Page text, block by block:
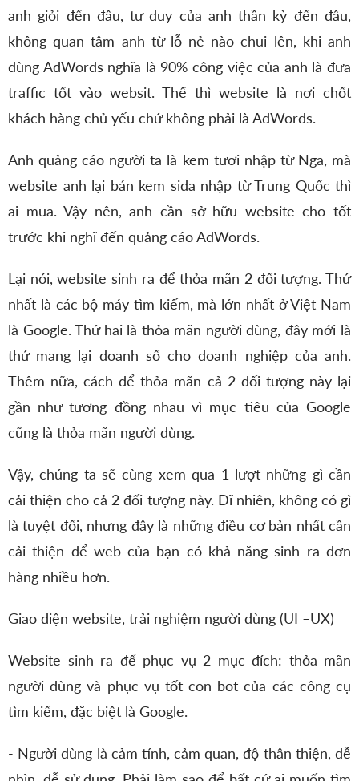
anh giỏi đến đâu, tư duy của anh thần kỳ đến đâu,
không quan tâm anh từ lỗ nẻ nào chui lên, khi anh
dùng AdWords nghĩa là 90% công việc của anh là đưa
traffic tốt vào websit. Thế thì website là nơi chốt
khách hàng chủ yếu chứ không phải là AdWords.
Anh quảng cáo người ta là kem tươi nhập từ Nga, mà
website anh lại bán kem sida nhập từ Trung Quốc thì
ai mua. Vậy nên, anh cần sở hữu website cho tốt
trước khi nghĩ đến quảng cáo AdWords.
Lại nói, website sinh ra để thỏa mãn 2 đối tượng. Thứ
nhất là các bộ máy tìm kiếm, mà lớn nhất ở Việt Nam
là Google. Thứ hai là thỏa mãn người dùng, đây mới là
thứ mang lại doanh số cho doanh nghiệp của anh.
Thêm nữa, cách để thỏa mãn cả 2 đối tượng này lại
gần như tương đồng nhau vì mục tiêu của Google
cũng là thỏa mãn người dùng.
Vậy, chúng ta sẽ cùng xem qua 1 lượt những gì cần
cải thiện cho cả 2 đối tượng này. Dĩ nhiên, không có gì
là tuyệt đối, nhưng đây là những điều cơ bản nhất cần
cải thiện để web của bạn có khả năng sinh ra đơn
hàng nhiều hơn.
Giao diện website, trải nghiệm người dùng (UI –UX)
Website sinh ra để phục vụ 2 mục đích: thỏa mãn
người dùng và phục vụ tốt con bot của các công cụ
tìm kiếm, đặc biệt là Google.
- Người dùng là cảm tính, cảm quan, độ thân thiện, dễ